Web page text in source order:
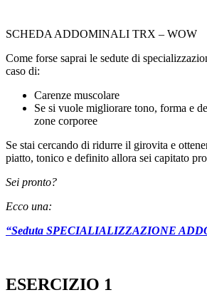
SCHEDA ADDOMINALI TRX – WOW
Come forse saprai le sedute di
caso di:
Carenze muscolare
Se si vuole migliorare tono, forma e
zone corporee
Se stai cercando di ridurre il girovita e
piatto, tonico e definito allora sei capitato
Sei pronto?
Ecco una:
“Seduta SPECIALIALIZZAZIONE
ESERCIZIO 1